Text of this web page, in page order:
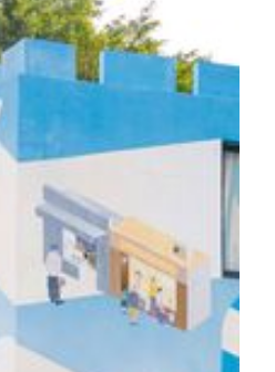
at MGM COTAI
At MGM, art goes hand
of Living” and is woven into
to explore our art collection
within the hotel. During your
exclusive check-in missions.
complete 2 steps to redeem a
the Front Office!
COTAI